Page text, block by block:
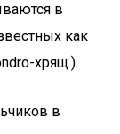
в
как
хрящ.).
в